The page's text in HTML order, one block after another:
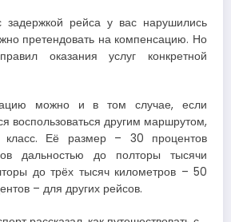
рейса у вас нарушились
претендовать на компенсацию. Но
оказания услуг конкретной
можно и в том случае, если
воспользоваться другим маршрутом,
Её размер – 30 процентов
дальностью до полторы тысячи
до трёх тысяч километров – 50
– для других рейсов.